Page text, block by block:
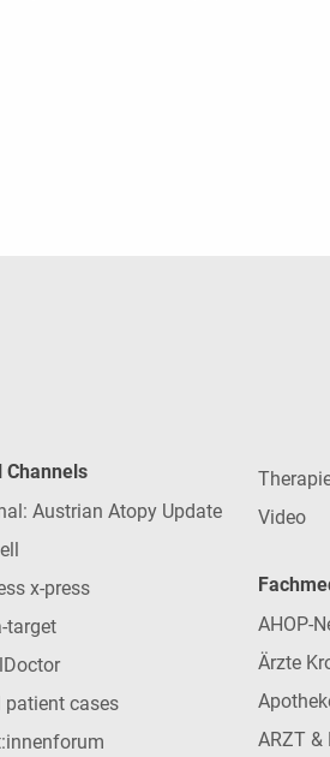
Channels
Austrian Atopy Update
x-press
target
cases
Video
AHOP-
Ärzte
ARZT &